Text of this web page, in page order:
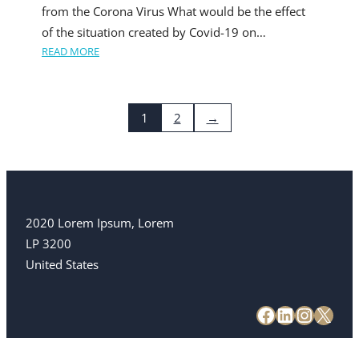
from the Corona Virus What would be the effect
of the situation created by Covid-19 on…
READ MORE
1 2 →
2020 Lorem Ipsum, Lorem
LP 3200
United States